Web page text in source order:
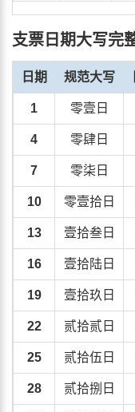
支票日期大写完
日期 规范大写
1 零壹日
4 零肆日
7 零柒日
10 零壹拾日
13 壹拾叁日
16 壹拾陆日
19 壹拾玖日
22 贰拾贰日
25 贰拾伍日
28 贰拾捌日